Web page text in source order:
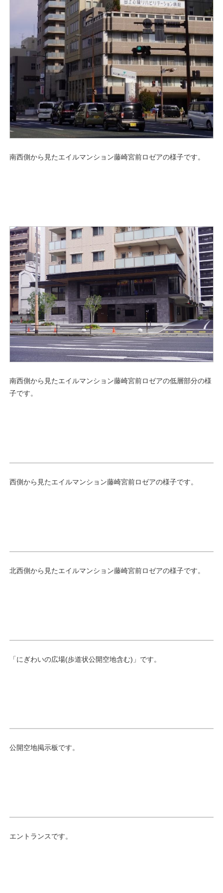
南西側から見たエイルマンション藤崎宮前ロゼアの様子です。
南西側から見たエイルマンション藤崎宮前ロゼアの低層部分の様
子です。
西側から見たエイルマンション藤崎宮前ロゼアの様子です。
北西側から見たエイルマンション藤崎宮前ロゼアの様子です。
「にぎわいの広場(歩道状公開空地含む)」です。
公開空地掲示板です。
エントランスです。